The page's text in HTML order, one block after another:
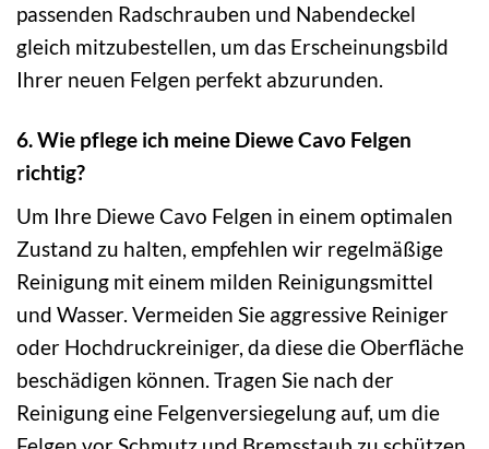
passenden Radschrauben und Nabendeckel
gleich mitzubestellen, um das Erscheinungsbild
Ihrer neuen Felgen perfekt abzurunden.
6. Wie pflege ich meine Diewe Cavo Felgen
richtig?
Um Ihre Diewe Cavo Felgen in einem optimalen
Zustand zu halten, empfehlen wir regelmäßige
Reinigung mit einem milden Reinigungsmittel
und Wasser. Vermeiden Sie aggressive Reiniger
oder Hochdruckreiniger, da diese die Oberfläche
beschädigen können. Tragen Sie nach der
Reinigung eine Felgenversiegelung auf, um die